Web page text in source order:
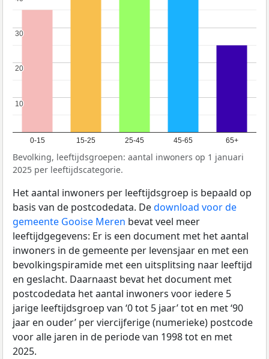
0-15 15-25 25-45 45-65 65+
10
10
20
20
30
30
Bevolking, leeftijdsgroepen: aantal inwoners op 1 januari
2025 per leeftijdscategorie.
Het aantal inwoners per leeftijdsgroep is bepaald op
basis van de postcodedata. Dedownload voor de
gemeente Gooise Meren bevat veel meer
leeftijdgegevens: Er is een document met het aantal
inwoners in de gemeente per levensjaar en met een
bevolkingspiramide met een uitsplitsing naar leeftijd
en geslacht. Daarnaast bevat het document met
postcodedata het aantal inwoners voor iedere 5
jarige leeftijdsgroep van ‘0 tot 5 jaar’ tot en met ‘90
jaar en ouder’ per viercijferige (numerieke) postcode
voor alle jaren in de periode van 1998 tot en met
2025.